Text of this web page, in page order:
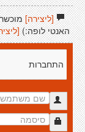
[ליצירה]
האנטי לופה:)
התחברות